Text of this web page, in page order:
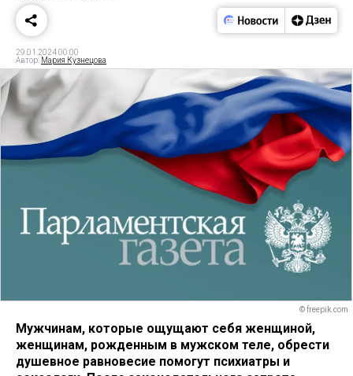
29.01.2024 00:00
Автор: Мария Кузнецова
© freepik.com
Мужчинам, которые ощущают себя женщиной,
женщинам, рожденным в мужском теле, обрести
душевное равновесие помогут психиатры и